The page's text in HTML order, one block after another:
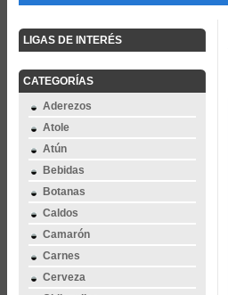
LIGAS DE INTERÉS
CATEGORÍAS
Aderezos
Atole
Atún
Bebidas
Botanas
Caldos
Camarón
Carnes
Cerveza